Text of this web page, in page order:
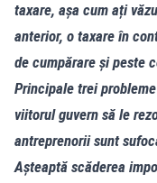
taxare, așa cum ați
anterior, o taxare în
de cumpărare și peste
Principale trei
viitorul guvern să le
antreprenorii sunt
Așteaptă scăderea